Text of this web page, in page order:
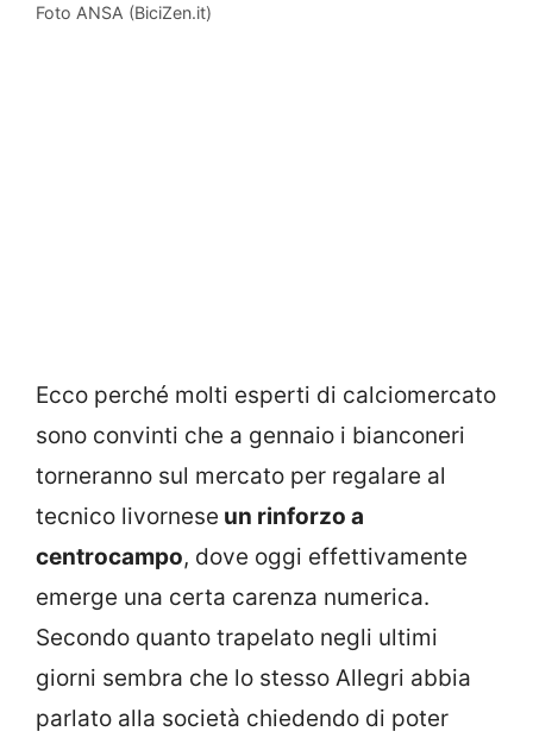
Foto ANSA (BiciZen.it)
Ecco perché molti esperti di calciomercato
sono convinti che a gennaio i bianconeri
torneranno sul mercato per regalare al
tecnico livornese un rinforzo a
centrocampo, dove oggi effettivamente
emerge una certa carenza numerica.
Secondo quanto trapelato negli ultimi
giorni sembra che lo stesso Allegri abbia
parlato alla società chiedendo di poter